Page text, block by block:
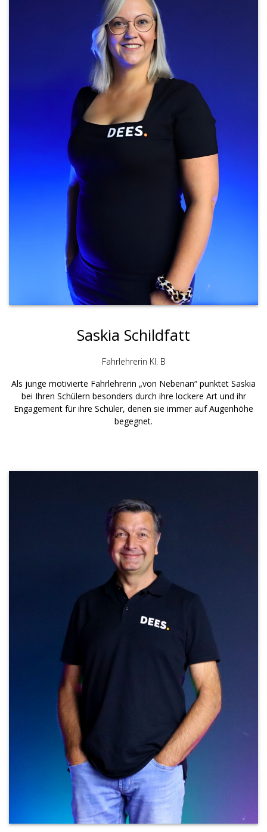
Saskia Schildfatt
Fahrlehrerin Kl. B
Als junge motivierte Fahrlehrerin „von Nebenan“ punktet Saskia
bei Ihren Schülern besonders durch ihre lockere Art und ihr
Engagement für ihre Schüler, denen sie immer auf Augenhöhe
begegnet.